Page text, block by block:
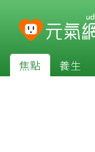
焦點 養生